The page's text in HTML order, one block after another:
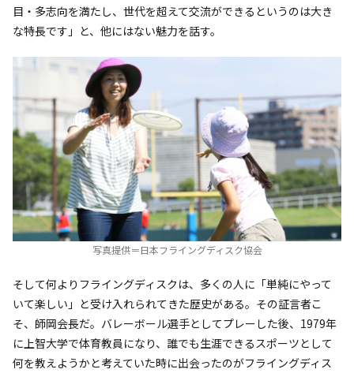
目・多志向を満たし、世代を超えて交流ができるというのは大き
な特長です」と、他にはない魅力を話す。
写真提供＝日本フライングディスク協会
そして何よりフライングディスクは、多くの人に「単純にやって
いて楽しい」と受け入れられてきた歴史がある。その証言者こ
そ、師岡会長だ。バレーボール選手としてプレーした後、1979年
に上智大学で体育教員になり、誰でも生涯できるスポーツとして
何を教えようかと考えていた時に出会ったのがフライングディス